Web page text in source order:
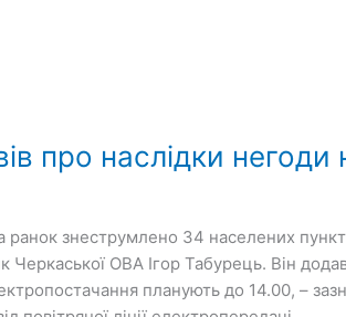
про наслідки
знеструмлено 34 населених
Черкаської ОВА Ігор Табурець. Він
планують до 14.00, –